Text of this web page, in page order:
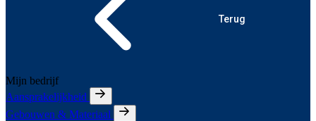
Terug
Mijn bedrijf
Aansprakelijkheid
Gebouwen & Materiaal